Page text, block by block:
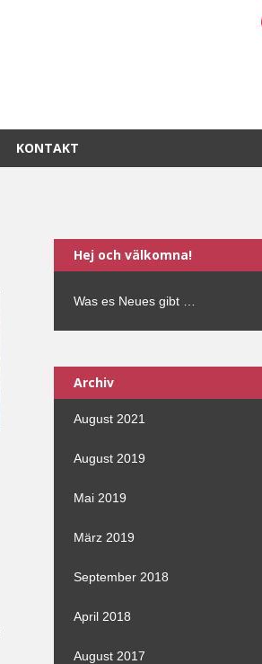
KONTAKT
Hej och välkomna!
Was es Neues gibt …
Archiv
August 2021
August 2019
Mai 2019
März 2019
September 2018
April 2018
August 2017